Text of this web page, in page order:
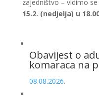
zajedništvo – vidimo se
15.2. (nedjelja) u
Obavijest o
komaraca na
08.08.2026.